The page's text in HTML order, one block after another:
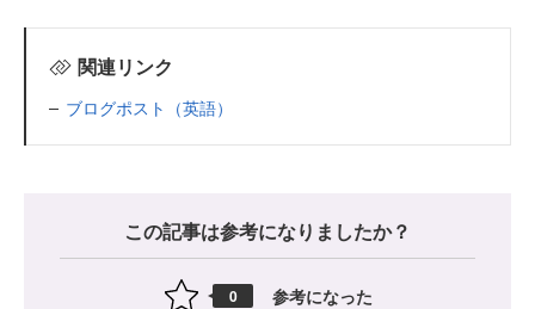
関連リンク
ブログポスト（英語）
この記事は参考になりましたか？
0 参考になった